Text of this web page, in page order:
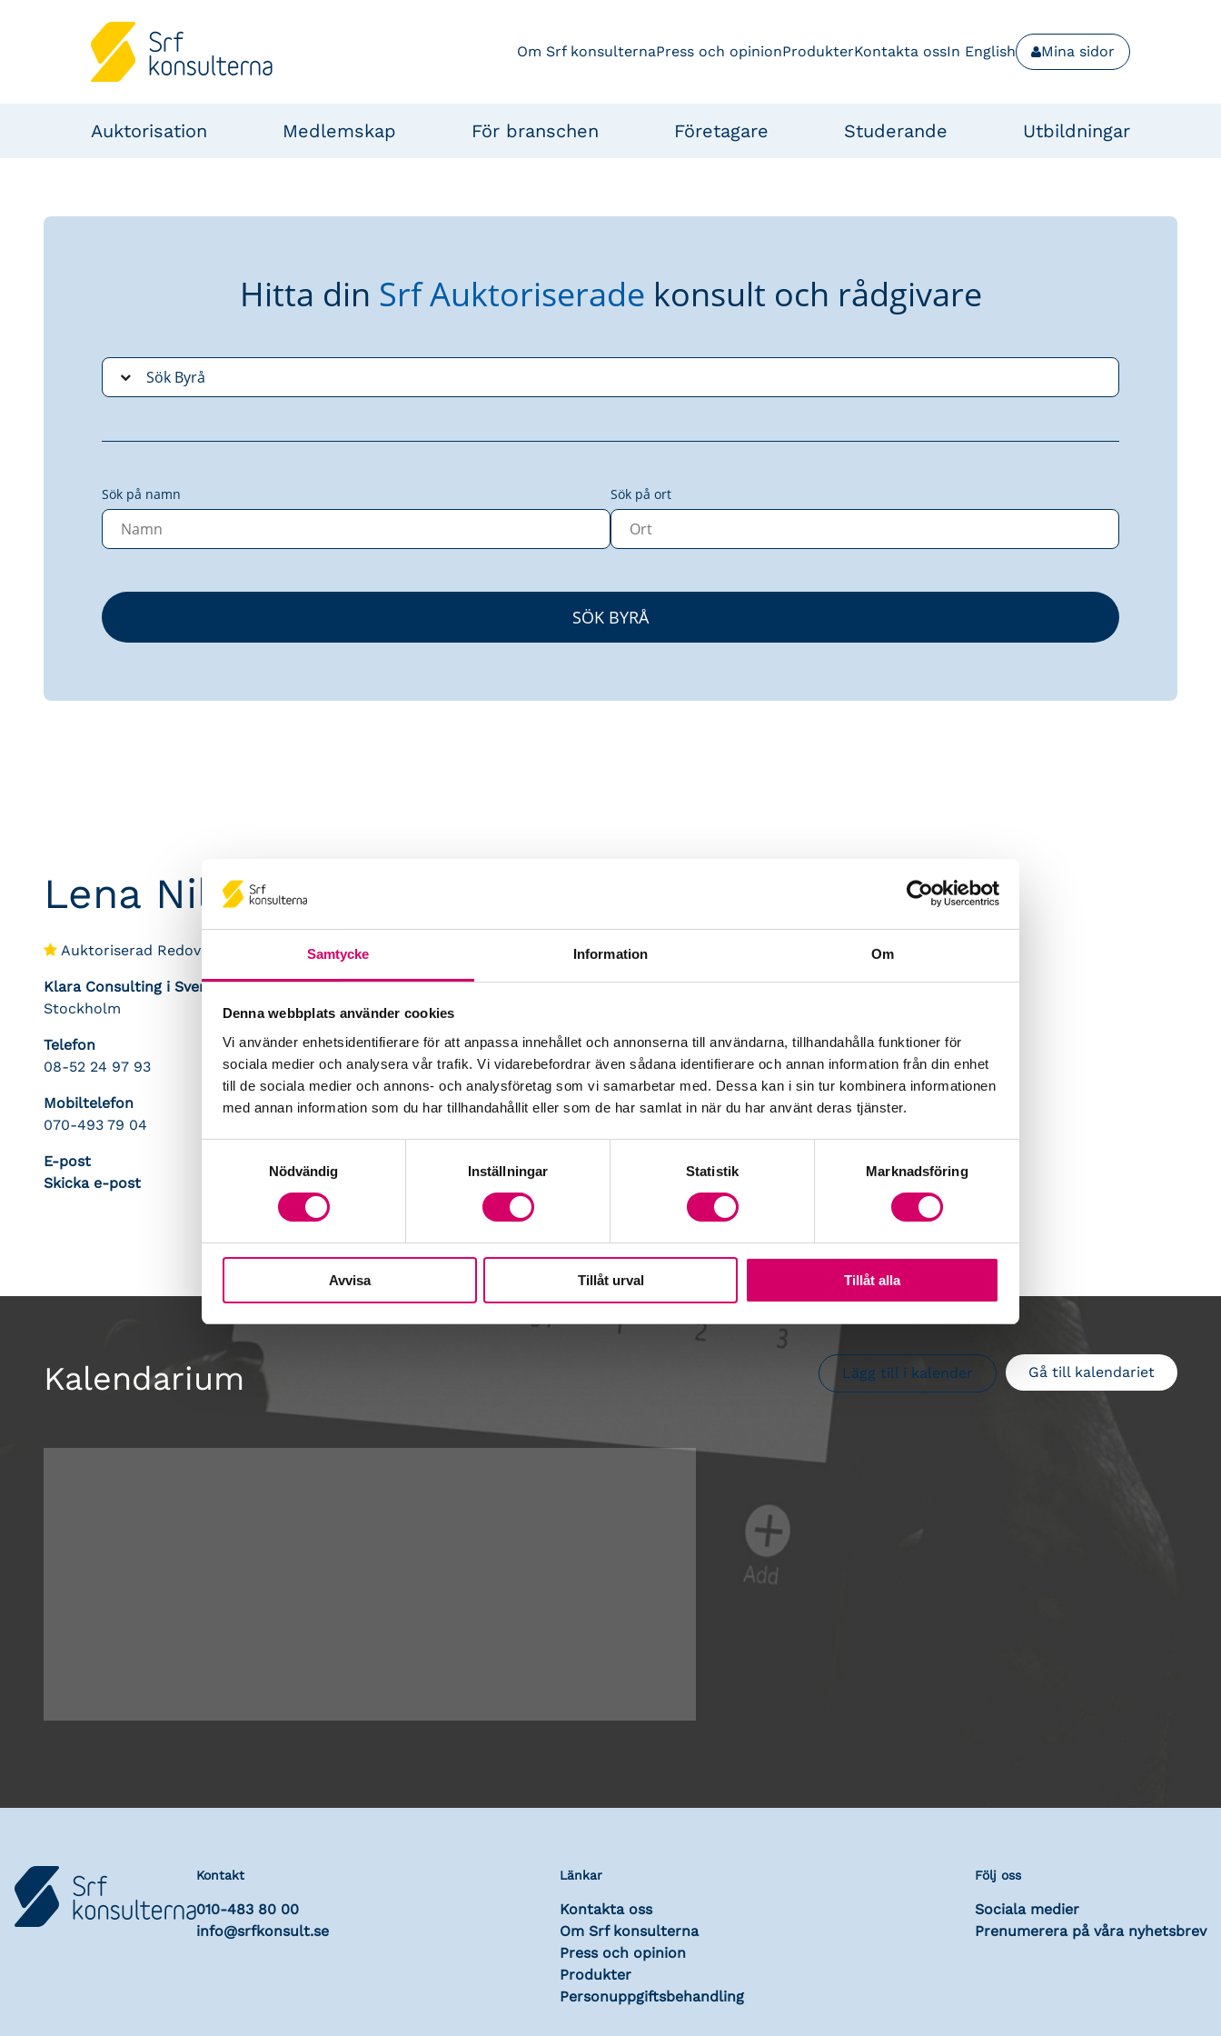
Samtycke Information Om
Denna webbplats använder cookies
Vi använder enhetsidentifierare för att anpassa innehållet och annonserna till användarna, tillhandahålla funktioner för
sociala medier och analysera vår trafik. Vi vidarebefordrar även sådana identifierare och annan information från din enhet
till de sociala medier och annons- och analysföretag som vi samarbetar med. Dessa kan i sin tur kombinera informationen
med annan information som du har tillhandahållit eller som de har samlat in när du har använt deras tjänster.
Nödvändig
Inställningar Statistik Marknadsföring
Avvisa Tillåt urval Tillåt alla
Om Srf konsulternaPress och opinionProdukterKontakta ossIn English Mina sidor
Auktorisation Medlemskap För branschen Företagare Studerande Utbildningar
Hitta din Srf Auktoriserade konsult och rådgivare
Sök på namn Sök på ort
Lena Nilsson
Auktoriserad Redovisningskonsult Srf Certifierad Affärsrådgivare
Klara Consulting i Sverige AB
Stockholm
Telefon
08-52 24 97 93
Mobiltelefon
070-493 79 04
E-post
Skicka e-post
Kalendarium Gå till kalendariet
Lägg till i kalender
Kontakt
010-483 80 00
info@srfkonsult.se
Länkar
Kontakta oss
Om Srf konsulterna
Press och opinion
Produkter
Personuppgiftsbehandling
Följ oss
Sociala medier
Prenumerera på våra nyhetsbrev